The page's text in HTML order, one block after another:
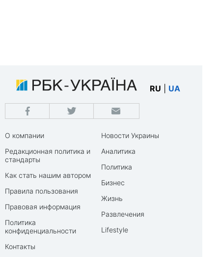
RU UA
О компании
Редакционная политика и
стандарты
Как стать нашим автором
Правила пользования
Правовая информация
Политика
конфиденциальности
Контакты
Новости Украины
Аналитика
Политика
Бизнес
Жизнь
Развлечения
Lifestyle